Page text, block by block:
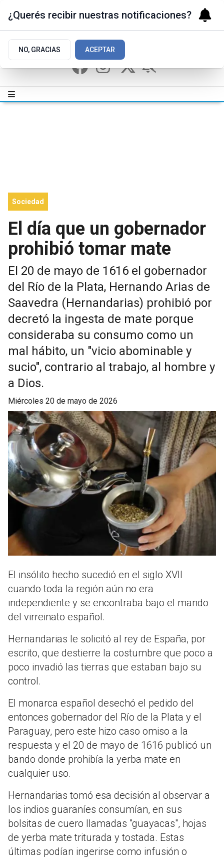
Sociedad
El día que un gobernador
prohibió tomar mate
El 20 de mayo de 1616 el gobernador
del Río de la Plata, Hernando Arias de
Saavedra (Hernandarias) prohibió por
decretó la ingesta de mate porque
consideraba su consumo como un
mal hábito, un "vicio abominable y
sucio", contrario al trabajo, al hombre y
a Dios.
miércoles 20 de mayo de 2026
El insólito hecho sucedió en el siglo XVII
cuando toda la región aún no era
independiente y se encontraba bajo el mando
del virreinato español.
Hernandarias le solicitó al rey de España, por
escrito, que destierre la costumbre que poco a
poco invadió las tierras que estaban bajo su
control.
El monarca español desechó el pedido del
entonces gobernador del Río de la Plata y el
Paraguay, pero este hizo caso omiso a la
respuesta y el 20 de mayo de 1616 publicó un
bando donde prohibía la yerba mate en
cualquier uso.
Hernandarias tomó esa decisión al observar a
los indios guaraníes consumían, en sus
bolsitas de cuero llamadas "guayacas", hojas
de yerba mate triturada y tostada. Estas
últimas podían ingerirse como infusión o
¿Querés recibir nuestras notificaciones?
NO, GRACIAS ACEPTAR